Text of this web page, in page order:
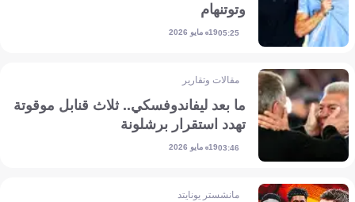
وتوتنهام
05:2519 مايو 2026
مقالات وتقارير
ما بعد ليفاندوفسكي.. ثلاث قنابل موقوتة
تهدد استقرار برشلونة
03:4619 مايو 2026
مانشستر يونايتد